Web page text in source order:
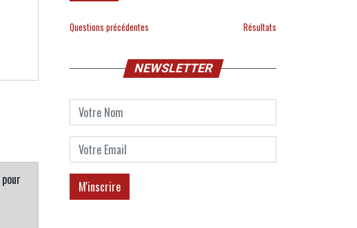
pour
Questions précédentes Résultats
NEWSLETTER